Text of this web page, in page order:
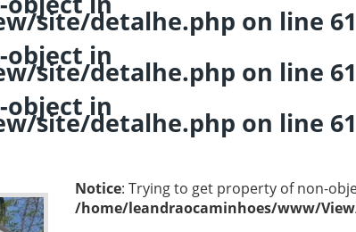
site/detalhe.php on line 61
object in
site/detalhe.php on line 61
object in
site/detalhe.php on line 61
Notice: Trying to get property of non-
/home/leandraocaminhoes/www/